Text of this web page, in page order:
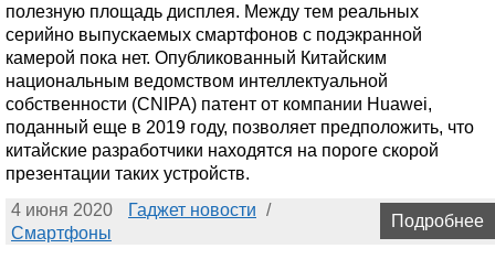
полезную площадь дисплея. Между тем реальных
серийно выпускаемых смартфонов с подэкранной
камерой пока нет. Опубликованный Китайским
национальным ведомством интеллектуальной
собственности (CNIPA) патент от компании Huawei,
поданный еще в 2019 году, позволяет предположить, что
китайские разработчики находятся на пороге скорой
презентации таких устройств.
4 июня 2020
Гаджет новости /
Смартфоны
Подробнее